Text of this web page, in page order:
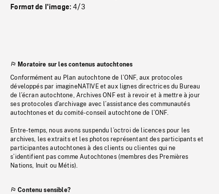
Format de l'image:4/3
Moratoire sur les contenus autochtones
Conformément au Plan autochtone de l’ONF, aux protocoles
développés par imagineNATIVE et aux lignes directrices du Bureau
de l’écran autochtone, Archives ONF est à revoir et à mettre à jour
ses protocoles d’archivage avec l’assistance des communautés
autochtones et du comité-conseil autochtone de l’ONF.
Entre-temps, nous avons suspendu l’octroi de licences pour les
archives, les extraits et les photos représentant des participants et
participantes autochtones à des clients ou clientes qui ne
s’identifient pas comme Autochtones (membres des Premières
Nations, Inuit ou Métis).
Contenu sensible?